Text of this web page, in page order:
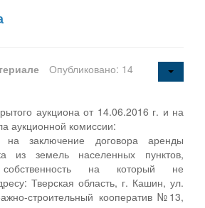
Опубликовано: 14
аукциона от 14.06.2016 г. и на
аукционной комиссии:
заключение договора аренды
из земель населенных пунктов,
собственность на который не
Тверская область, г. Кашин, ул.
строительный кооператив №13,